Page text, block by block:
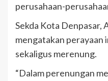
perusahaan-
Sekda Kota Denpasar,
mengatakan perayaan
sekaligus merenung.
“Dalam perenungan